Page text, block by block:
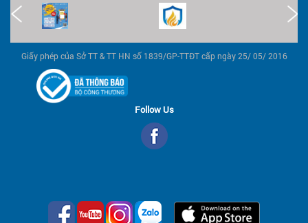
Giấy phép của Sở TT & TT HN số 1839/GP-TTĐT cấp ngày 25/ 05/ 2016
Follow Us